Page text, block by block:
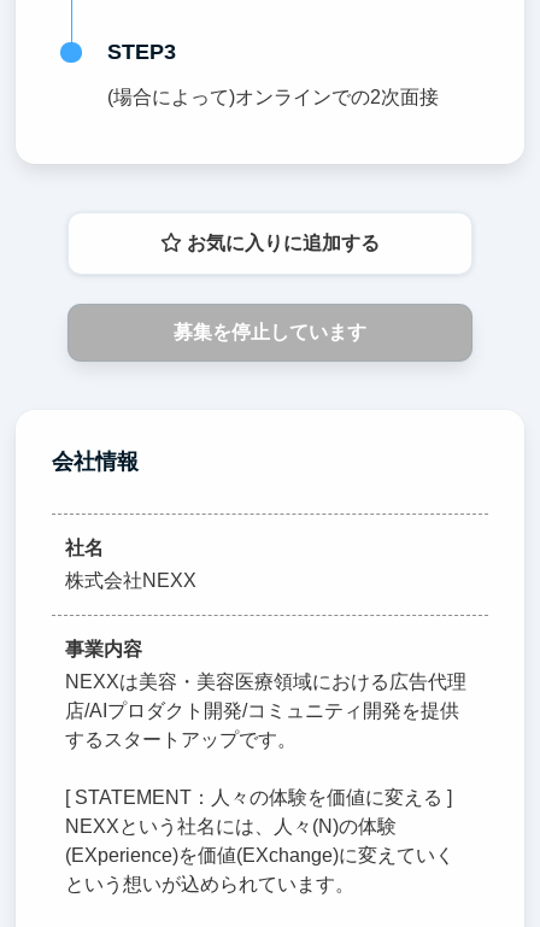
STEP3
(場合によって)オンラインでの2次面接
お気に入りに追加する
募集を停止しています
会社情報
社名
株式会社NEXX
事業内容
NEXXは美容・美容医療領域における広告代理
店/AIプロダクト開発/コミュニティ開発を提供
するスタートアップです。
[ STATEMENT：人々の体験を価値に変える ]
NEXXという社名には、人々(N)の体験
(EXperience)を価値(EXchange)に変えていく
という想いが込められています。